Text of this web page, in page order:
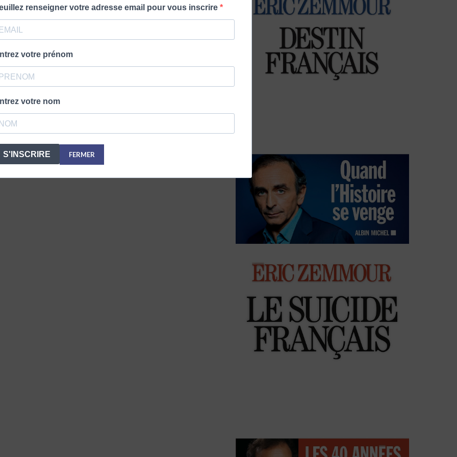
renseigner votre adresse email pour vous inscrire
votre prénom
votre nom
S'INSCRIRE FERMER